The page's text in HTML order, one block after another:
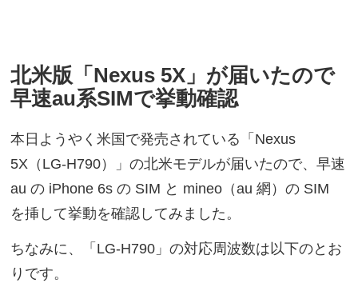
北米版「Nexus 5X」が届いたので
早速au系SIMで挙動確認
本日ようやく米国で発売されている「Nexus
5X（LG-H790）」の北米モデルが届いたので、早速
au の iPhone 6s の SIM と mineo（au 網）の SIM
を挿して挙動を確認してみました。
ちなみに、「LG-H790」の対応周波数は以下のとお
りです。